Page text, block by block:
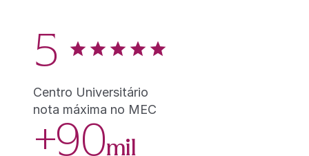
5
Centro Universitário
nota máxima no MEC
+90mil